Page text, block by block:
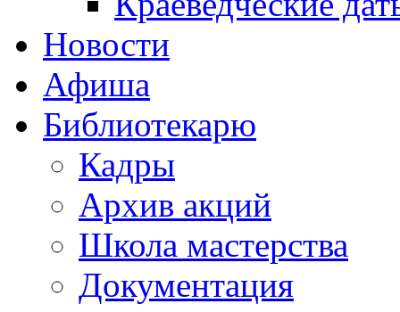
Новости
Афиша
Библиотекарю
Кадры
Архив акций
Школа мастерства
Документация